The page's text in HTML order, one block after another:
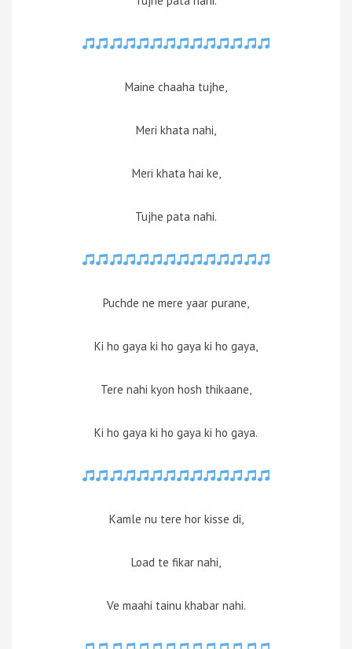
Maine chaaha tujhe,
Meri khata nahi,
Meri khata hai ke,
Tujhe pata nahi.
Puchde ne mere yaar purane,
Ki ho gaya ki ho gaya ki ho gaya,
Tere nahi kyon hosh thikaane,
Ki ho gaya ki ho gaya ki ho gaya.
Kamle nu tere hor kisse di,
Load te fikar nahi,
Ve maahi tainu khabar nahi.